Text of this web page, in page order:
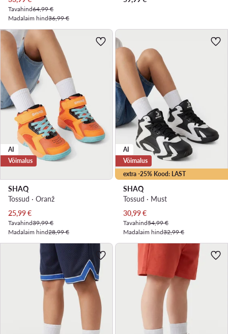
Tavahind64,99 €
Madalaim hind36,99 €
AI
Võimalus
SHAQ
Tossud · Oranž
Praegune hind
25,99€
Tavahind39,99 €
Madalaim hind28,99 €
extra -25% Kood: LAST
AI
Võimalus
SHAQ
Tossud · Must
Praegune hind
30,99€
Tavahind54,99 €
Madalaim hind32,99 €